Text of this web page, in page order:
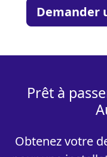
Demander
Prêt à
Obtenez votre